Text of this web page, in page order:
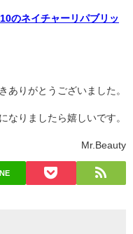
のネイチャーリパブリッ
ありがとうございました。
なりましたら嬉しいです。
Mr.Beauty